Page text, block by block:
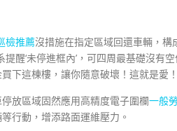
檢推薦沒措施在指定區域回還車輛，構
醒‘未停進框內’，可四周最基礎沒有
下這棟樓，讓你隨意破壞！這就是愛
放區域固然應用高精度電子圍欄一般
行動，增添路面運維壓力。